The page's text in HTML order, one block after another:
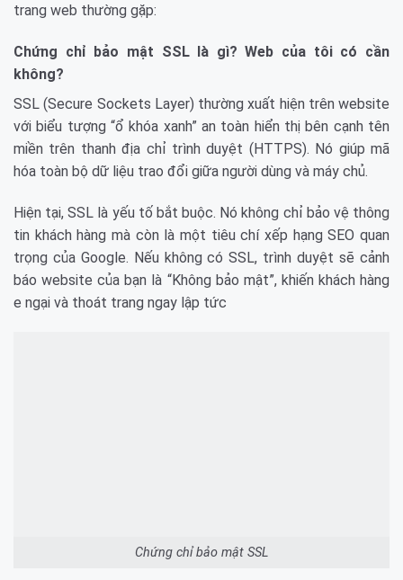
trang web thường gặp:
Chứng chỉ bảo mật SSL là gì? Web của tôi có cần
không?
SSL (Secure Sockets Layer) thường xuất hiện trên website
với biểu tượng “ổ khóa xanh” an toàn hiển thị bên cạnh tên
miền trên thanh địa chỉ trình duyệt (HTTPS). Nó giúp mã
hóa toàn bộ dữ liệu trao đổi giữa người dùng và máy chủ.
Hiện tại, SSL là yếu tố bắt buộc. Nó không chỉ bảo vệ thông
tin khách hàng mà còn là một tiêu chí xếp hạng SEO quan
trọng của Google. Nếu không có SSL, trình duyệt sẽ cảnh
báo website của bạn là “Không bảo mật”, khiến khách hàng
e ngại và thoát trang ngay lập tức
Chứng chỉ bảo mật SSL